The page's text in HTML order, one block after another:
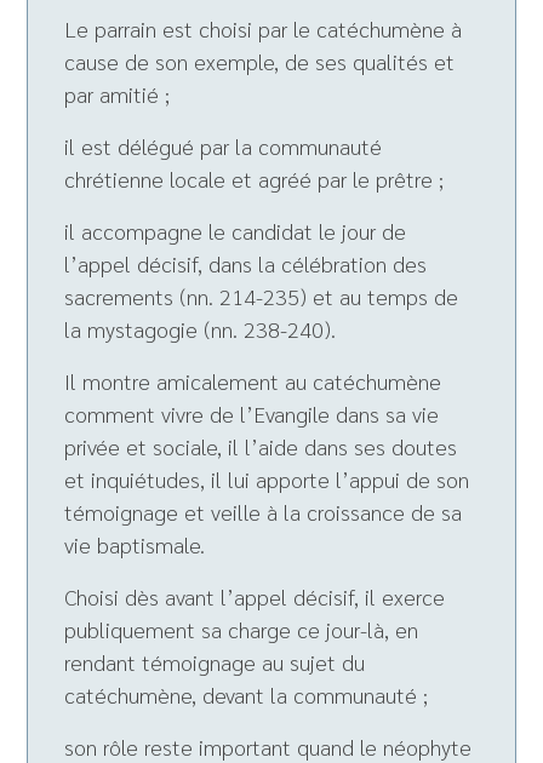
Le parrain est choisi par le catéchumène à
cause de son exemple, de ses qualités et
par amitié ;
il est délégué par la communauté
chrétienne locale et agréé par le prêtre ;
il accompagne le candidat le jour de
l’appel décisif, dans la célébration des
sacrements (nn. 214-235) et au temps de
la mystagogie (nn. 238-240).
Il montre amicalement au catéchumène
comment vivre de l’Evangile dans sa vie
privée et sociale, il l’aide dans ses doutes
et inquiétudes, il lui apporte l’appui de son
témoignage et veille à la croissance de sa
vie baptismale.
Choisi dès avant l’appel décisif, il exerce
publiquement sa charge ce jour-là, en
rendant témoignage au sujet du
catéchumène, devant la communauté ;
son rôle reste important quand le néophyte